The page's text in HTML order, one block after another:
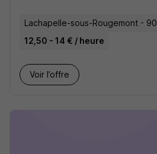
Lachapelle-sous-Rougemont - 90
12,50 - 14 € / heure
Voir l’offre